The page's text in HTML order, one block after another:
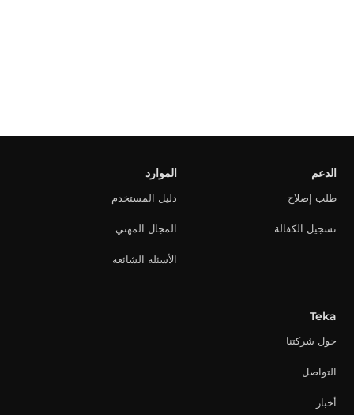
الدعم
طلب إصلاح
تسجيل الكفالة
الموارد
دليل المستخدم
المجال المهني
الأسئلة الشائعة
Teka
حول شركتنا
التواصل
أخبار